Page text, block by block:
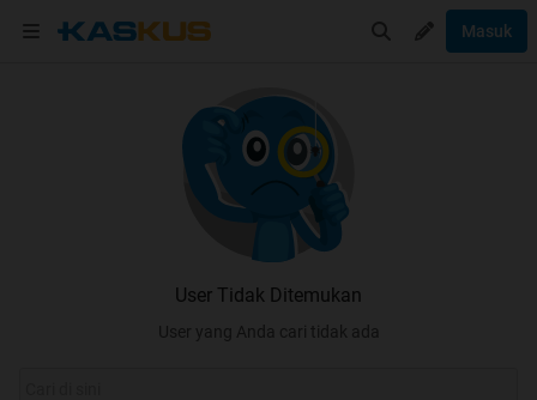
Masuk
User Tidak Ditemukan
User yang Anda cari tidak ada